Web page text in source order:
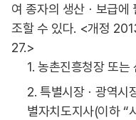
여 종자의 생산ㆍ보급에
조할 수 있다. <개정
27.>
1. 농촌진흥청장 또는
2. 특별시장ㆍ광역시
별자치도지사(이하 “